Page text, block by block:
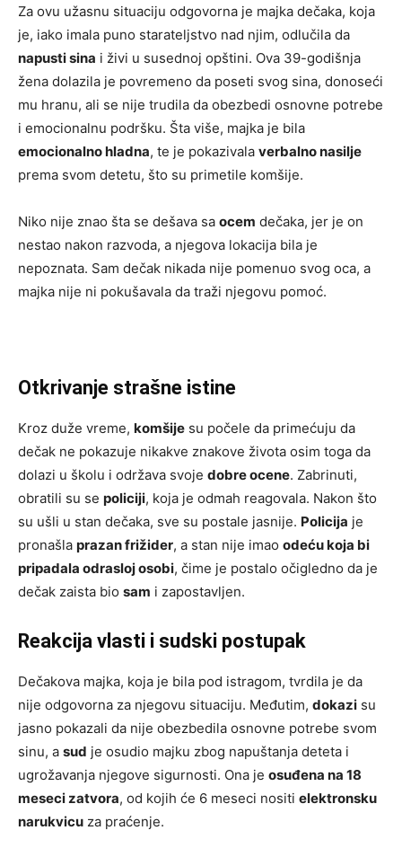
Za ovu užasnu situaciju odgovorna je majka dečaka, koja
je, iako imala puno starateljstvo nad njim, odlučila da
napusti sina i živi u susednoj opštini. Ova 39-godišnja
žena dolazila je povremeno da poseti svog sina, donoseći
mu hranu, ali se nije trudila da obezbedi osnovne potrebe
i emocionalnu podršku. Šta više, majka je bila
emocionalno hladna, te je pokazivala verbalno nasilje
prema svom detetu, što su primetile komšije.
Niko nije znao šta se dešava sa ocem dečaka, jer je on
nestao nakon razvoda, a njegova lokacija bila je
nepoznata. Sam dečak nikada nije pomenuo svog oca, a
majka nije ni pokušavala da traži njegovu pomoć.
Otkrivanje strašne istine
Kroz duže vreme, komšije su počele da primećuju da
dečak ne pokazuje nikakve znakove života osim toga da
dolazi u školu i održava svoje dobre ocene. Zabrinuti,
obratili su se policiji, koja je odmah reagovala. Nakon što
su ušli u stan dečaka, sve su postale jasnije. Policija je
pronašla prazan frižider, a stan nije imao odeću koja bi
pripadala odrasloj osobi, čime je postalo očigledno da je
dečak zaista bio sam i zapostavljen.
Reakcija vlasti i sudski postupak
Dečakova majka, koja je bila pod istragom, tvrdila je da
nije odgovorna za njegovu situaciju. Međutim, dokazi su
jasno pokazali da nije obezbedila osnovne potrebe svom
sinu, a sud je osudio majku zbog napuštanja deteta i
ugrožavanja njegove sigurnosti. Ona je osuđena na 18
meseci zatvora, od kojih će 6 meseci nositi elektronsku
narukvicu za praćenje.